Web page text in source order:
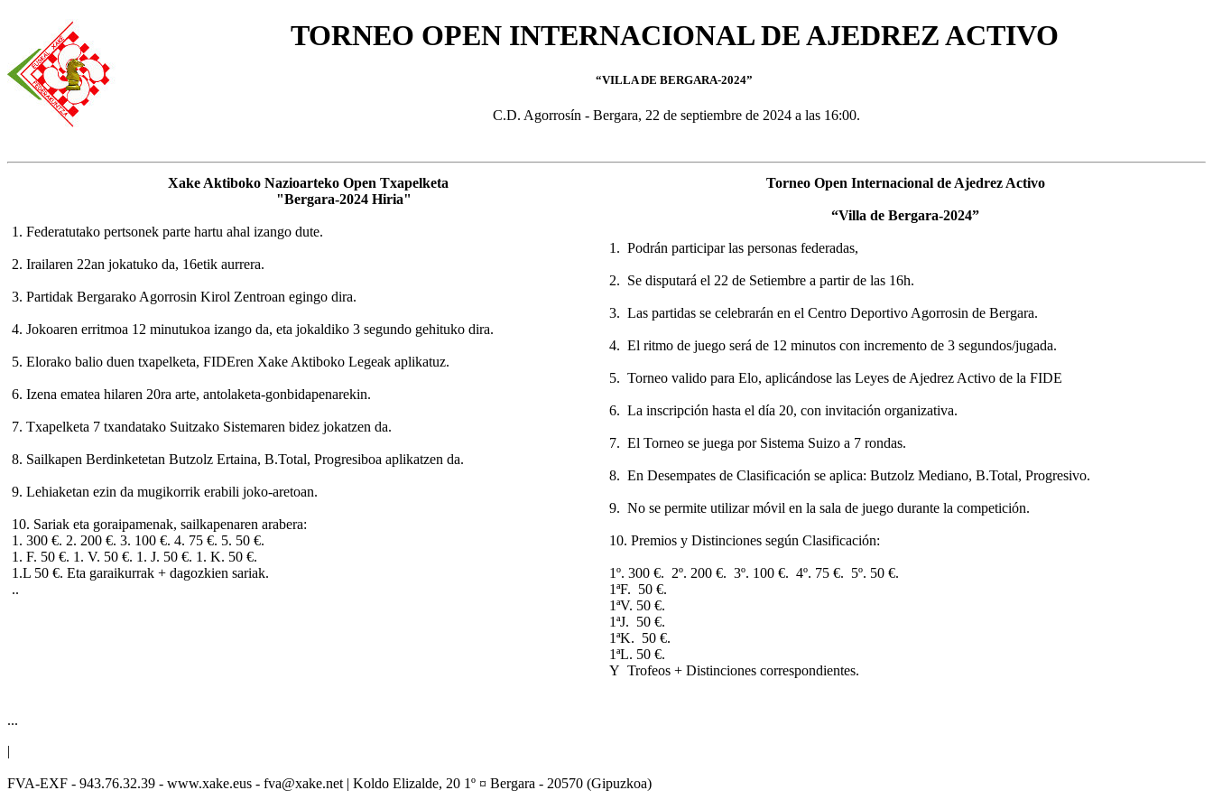
TORNEO OPEN INTERNACIONAL DE AJEDREZ ACTIVO
“VILLA DE BERGARA-2024”
C.D. Agorrosín - Bergara, 22 de septiembre de 2024 a las 16:00.
Xake Aktiboko Nazioarteko Open Txapelketa
"Bergara-2024 Hiria"
1. Federatutako pertsonek parte hartu ahal izango dute.
2. Irailaren 22an jokatuko da, 16etik aurrera.
3. Partidak Bergarako Agorrosin Kirol Zentroan egingo dira.
4. Jokoaren erritmoa 12 minutukoa izango da, eta jokaldiko 3 segundo gehituko dira.
5. Elorako balio duen txapelketa, FIDEren Xake Aktiboko Legeak aplikatuz.
6. Izena ematea hilaren 20ra arte, antolaketa-gonbidapenarekin.
7. Txapelketa 7 txandatako Suitzako Sistemaren bidez jokatzen da.
8. Sailkapen Berdinketetan Butzolz Ertaina, B.Total, Progresiboa aplikatzen da.
9. Lehiaketan ezin da mugikorrik erabili joko-aretoan.
10. Sariak eta goraipamenak, sailkapenaren arabera:
1. 300 €. 2. 200 €. 3. 100 €. 4. 75 €. 5. 50 €.
1. F. 50 €. 1. V. 50 €. 1. J. 50 €. 1. K. 50 €.
1.L 50 €. Eta garaikurrak + dagozkien sariak.
..
Torneo Open Internacional de Ajedrez Activo
“Villa de Bergara-2024”
1. Podrán participar las personas federadas,
2. Se disputará el 22 de Setiembre a partir de las 16h.
3. Las partidas se celebrarán en el Centro Deportivo Agorrosin de Bergara.
4. El ritmo de juego será de 12 minutos con incremento de 3 segundos/jugada.
5. Torneo valido para Elo, aplicándose las Leyes de Ajedrez Activo de la FIDE
6. La inscripción hasta el día 20, con invitación organizativa.
7. El Torneo se juega por Sistema Suizo a 7 rondas.
8. En Desempates de Clasificación se aplica: Butzolz Mediano, B.Total, Progresivo.
9. No se permite utilizar móvil en la sala de juego durante la competición.
10. Premios y Distinciones según Clasificación:
1º. 300 €. 2º. 200 €. 3º. 100 €. 4º. 75 €. 5º. 50 €.
1ªF. 50 €.
1ªV. 50 €.
1ªJ. 50 €.
1ªK. 50 €.
1ªL. 50 €.
Y Trofeos + Distinciones correspondientes.
...
|
FVA-EXF - 943.76.32.39 - www.xake.eus - fva@xake.net | Koldo Elizalde, 20 1º ¤ Bergara - 20570 (Gipuzkoa)